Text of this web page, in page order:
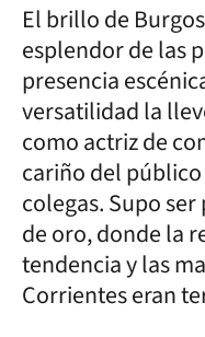
El brillo de
esplendor de las
presencia
versatilidad la
como actriz de
cariño del
colegas. Supo
de oro, donde la
tendencia y las
Corrientes eran